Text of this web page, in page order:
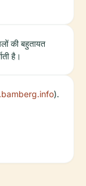
की बहुतायत
है।
).